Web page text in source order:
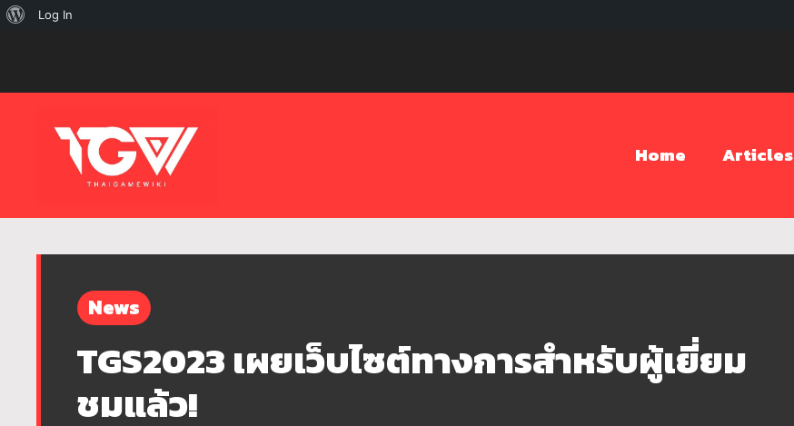
Home Articles
News
TGS2023 เผยเว็บไซต์ทางการสำหรับผู้เยี่ยม
ชมแล้ว!
เกี่ยวLog In